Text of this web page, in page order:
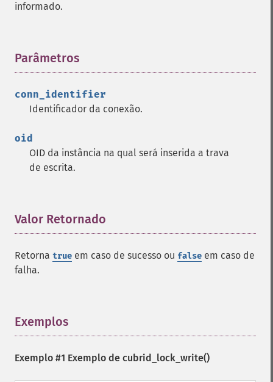
informado.
Parâmetros
conn_identifier
Identificador da conexão.
oid
OID da instância na qual será inserida a trava
de escrita.
Valor Retornado
Retorna true em caso de sucesso ou false em caso de
falha.
Exemplos
Exemplo #1 Exemplo de cubrid_lock_write()